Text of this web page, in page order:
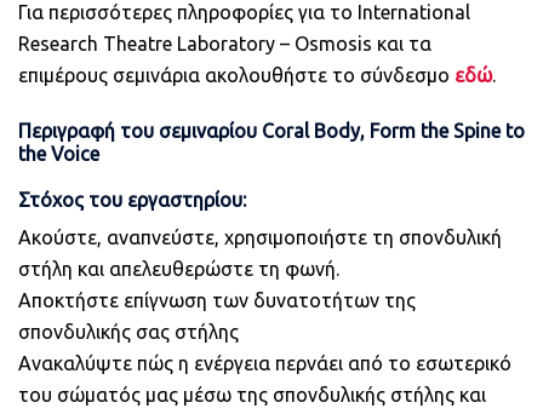
Για περισσότερες πληροφορίες για το International
Research Theatre Laboratory – Osmosis και τα
επιμέρους σεμινάρια ακολουθήστε το σύνδεσμο εδώ.
Περιγραφή του σεμιναρίου Coral Body, Form the Spine to
the Voice
Στόχος του εργαστηρίου:
Ακούστε, αναπνεύστε, χρησιμοποιήστε τη σπονδυλική
στήλη και απελευθερώστε τη φωνή.
Αποκτήστε επίγνωση των δυνατοτήτων της
σπονδυλικής σας στήλης
Ανακαλύψτε πώς η ενέργεια περνάει από το εσωτερικό
του σώματός μας μέσω της σπονδυλικής στήλης και